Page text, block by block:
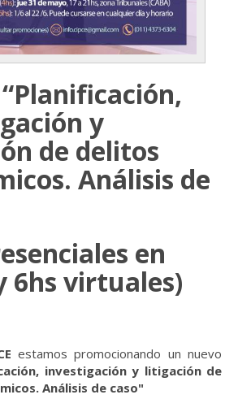
y
de delitos
Análisis de
en
6hs virtuales)
estamos promocionando un nuevo
investigación y litigación de
Análisis de caso"